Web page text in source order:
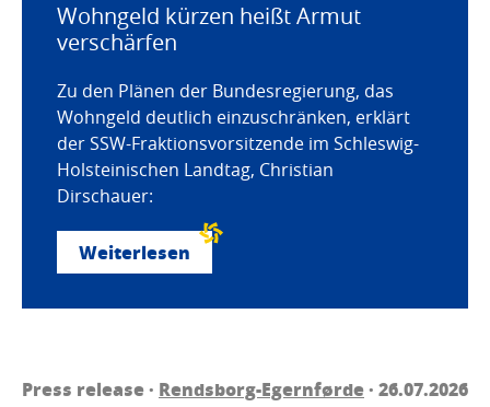
Wohngeld kürzen heißt Armut
verschärfen
Zu den Plänen der Bundesregierung, das
Wohngeld deutlich einzuschränken, erklärt
der SSW-Fraktionsvorsitzende im Schleswig-
Holsteinischen Landtag, Christian
Dirschauer:
Weiterlesen
Press release · Rendsborg-Egernførde· 26.07.2026